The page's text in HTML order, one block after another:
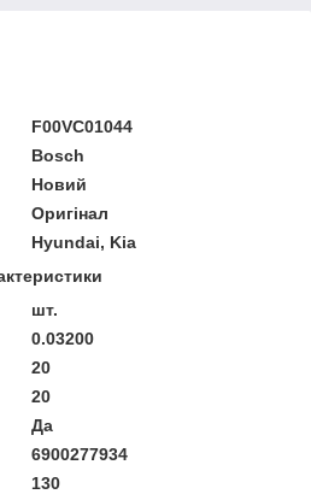
F00VC01044
Bosch
Новий
Оригінал
Hyundai, Kia
шт.
0.03200
20
20
Да
6900277934
130